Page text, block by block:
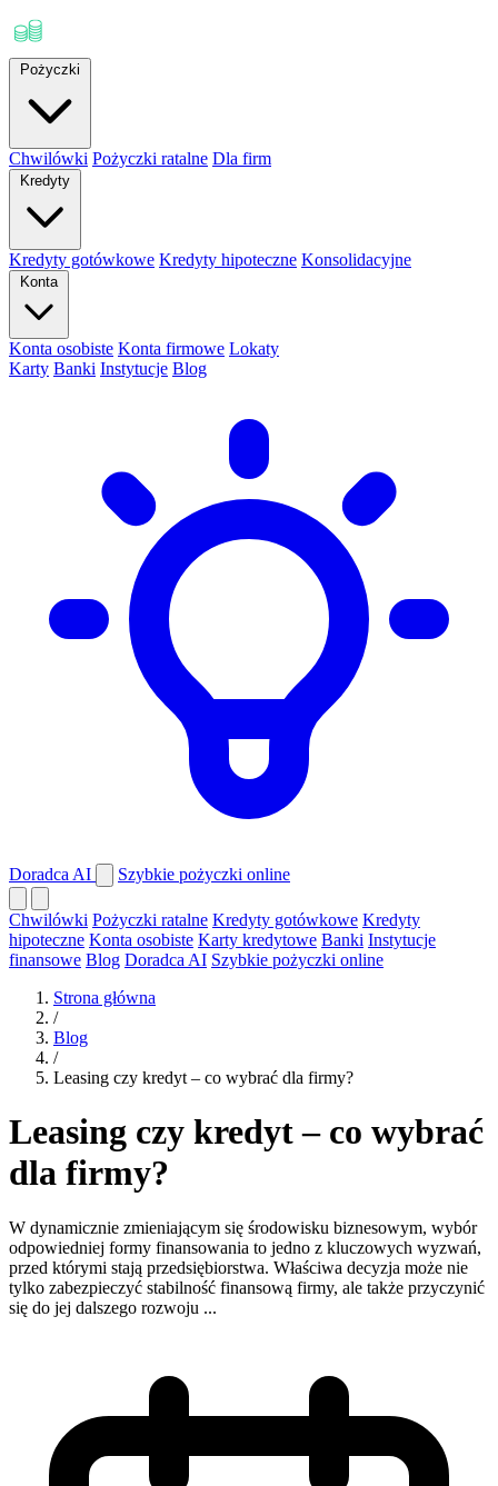
Pożyczki
Chwilówki Pożyczki ratalne Dla firm
Kredyty
Kredyty gotówkowe Kredyty hipoteczne Konsolidacyjne
Konta
Konta osobiste Konta firmowe Lokaty
Karty Banki Instytucje Blog
Doradca AI Szybkie pożyczki online
Chwilówki Pożyczki ratalne Kredyty gotówkowe Kredyty
hipoteczne Konta osobiste Karty kredytowe Banki Instytucje
finansowe Blog Doradca AI Szybkie pożyczki online
Strona główna
/
Blog
/
Leasing czy kredyt – co wybrać dla firmy?
Leasing czy kredyt – co wybrać
dla firmy?
W dynamicznie zmieniającym się środowisku biznesowym, wybór
odpowiedniej formy finansowania to jedno z kluczowych wyzwań,
przed którymi stają przedsiębiorstwa. Właściwa decyzja może nie
tylko zabezpieczyć stabilność finansową firmy, ale także przyczynić
się do jej dalszego rozwoju ...